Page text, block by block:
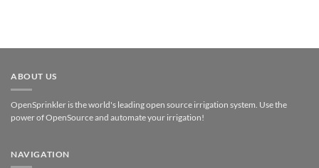
ABOUT US
OpenSprinkler is the world's leading open source irrigation system. Use the
power of OpenSource and automate your irrigation!
NAVIGATION